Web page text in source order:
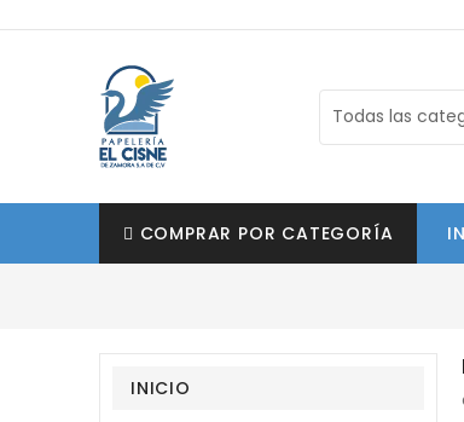
COMPRAR POR CATEGORÍA
INICIO